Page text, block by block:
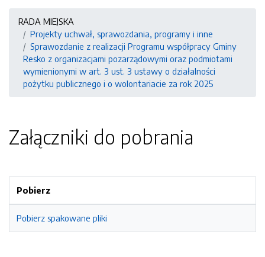
RADA MIEJSKA
Projekty uchwał, sprawozdania, programy i inne
Sprawozdanie z realizacji Programu współpracy Gminy
Resko z organizacjami pozarządowymi oraz podmiotami
wymienionymi w art. 3 ust. 3 ustawy o działalności
pożytku publicznego i o wolontariacie za rok 2025
Załączniki do pobrania
Pobierz
Pobierz spakowane pliki